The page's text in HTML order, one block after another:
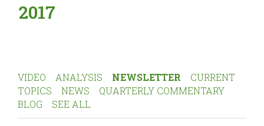
2017
VIDEO ANALYSIS NEWSLETTER
CURRENT
TOPICS
NEWS
QUARTERLY COMMENTARY
BLOG
SEE ALL